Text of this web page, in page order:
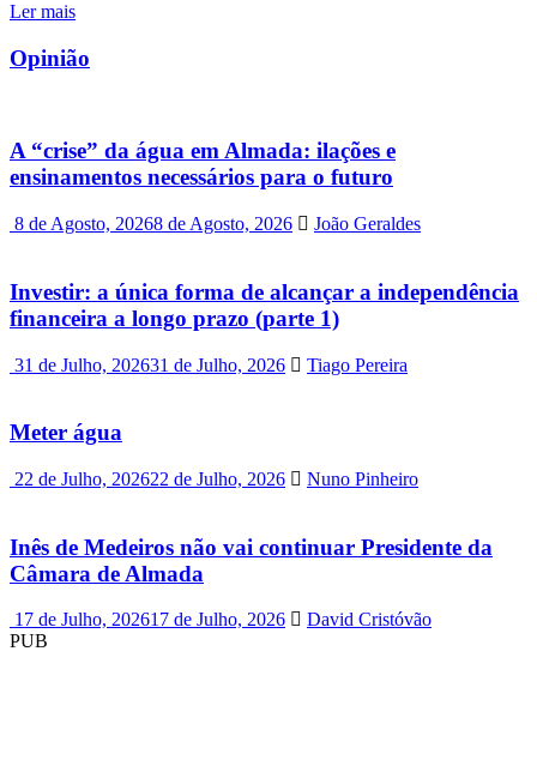
Ler mais
Opinião
A “crise” da água em Almada: ilações e
ensinamentos necessários para o futuro
8 de Agosto, 20268 de Agosto, 2026 João Geraldes
Investir: a única forma de alcançar a independência
financeira a longo prazo (parte 1)
31 de Julho, 202631 de Julho, 2026 Tiago Pereira
Meter água
22 de Julho, 202622 de Julho, 2026 Nuno Pinheiro
Inês de Medeiros não vai continuar Presidente da
Câmara de Almada
17 de Julho, 202617 de Julho, 2026
David Cristóvão
PUB